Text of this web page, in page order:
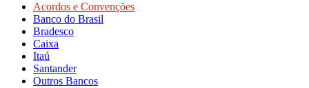
Acordos e Convenções
Banco do Brasil
Bradesco
Caixa
Itaú
Santander
Outros Bancos